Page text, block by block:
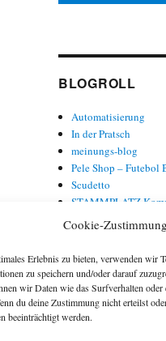
Cookie-
Erlebnis zu bieten, verwenden wir
zu speichern und/oder darauf
wir Daten wie das Surfverhalten
du deine Zustimmung nicht erteilst
beeinträchtigt werden.
BLOGROLL
Automatisierung
In der Pratsch
meinungs-blog
Pele Shop – Futebol
Scudetto
STAMMPLATZ
Torwort